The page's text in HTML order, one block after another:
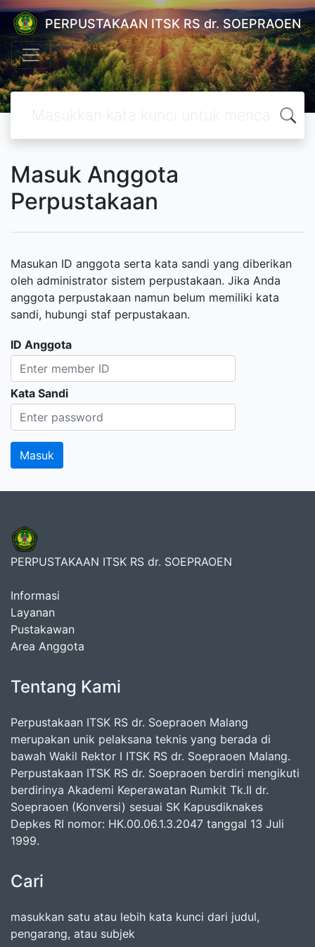
PERPUSTAKAAN ITSK RS dr. SOEPRAOEN
Masuk Anggota
Perpustakaan
Masukan ID anggota serta kata sandi yang diberikan
oleh administrator sistem perpustakaan. Jika Anda
anggota perpustakaan namun belum memiliki kata
sandi, hubungi staf perpustakaan.
ID Anggota
Kata Sandi
PERPUSTAKAAN ITSK RS dr. SOEPRAOEN
Informasi
Layanan
Pustakawan
Area Anggota
Tentang Kami
Perpustakaan ITSK RS dr. Soepraoen Malang
merupakan unik pelaksana teknis yang berada di
bawah Wakil Rektor I ITSK RS dr. Soepraoen Malang.
Perpustakaan ITSK RS dr. Soepraoen berdiri mengikuti
berdirinya Akademi Keperawatan Rumkit Tk.II dr.
Soepraoen (Konversi) sesuai SK Kapusdiknakes
Depkes RI nomor: HK.00.06.1.3.2047 tanggal 13 Juli
1999.
Cari
masukkan satu atau lebih kata kunci dari judul,
pengarang, atau subjek